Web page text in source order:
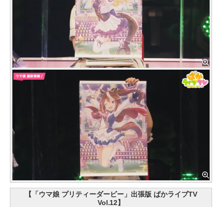
【「ウマ娘 プリティーダービー」出張版 ぱかライブTV
Vol.12】